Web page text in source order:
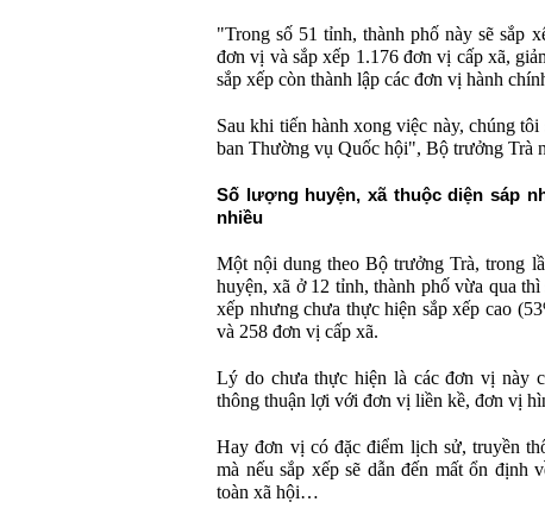
"Trong số 51 tỉnh, thành phố này sẽ sắp
đơn vị và sắp xếp 1.176 đơn vị cấp xã,
sắp xếp còn thành lập các đơn vị hành
Sau khi tiến hành xong việc này, chúng
ban Thường vụ Quốc hội", Bộ trưởng Trà
Số lượng huyện, xã thuộc diện sáp
nhiều
Một nội dung theo Bộ trưởng Trà, trong
huyện, xã ở 12 tỉnh, thành phố vừa qua
xếp nhưng chưa thực hiện sắp xếp cao
và 258 đơn vị cấp xã.
Lý do chưa thực hiện là các đơn vị này
thông thuận lợi với đơn vị liền kề, đơn vị
Hay đơn vị có đặc điểm lịch sử, truyền
mà nếu sắp xếp sẽ dẫn đến mất ổn định
toàn xã hội…